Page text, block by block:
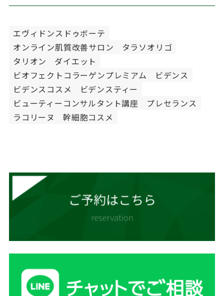
エヴィドンスドゥボーテ
オンライン肌質改善サロン
タラソオリゴ
タリオン
ダイエット
ビオフェクトコラーゲンプレミアム
ビデンス
ビデンスコスメ
ビデンスティー
ビューティーコンサルタント講座
プレセランス
ラコリーヌ
幹細胞コスメ